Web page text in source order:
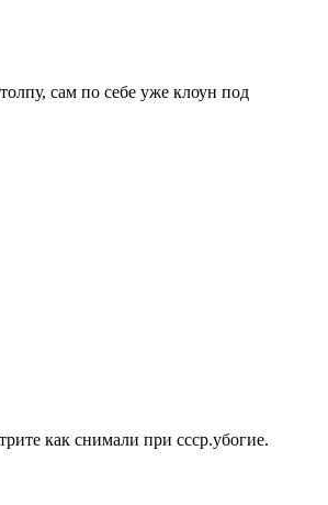
сам по себе уже клоун под
как снимали при ссср.убогие.